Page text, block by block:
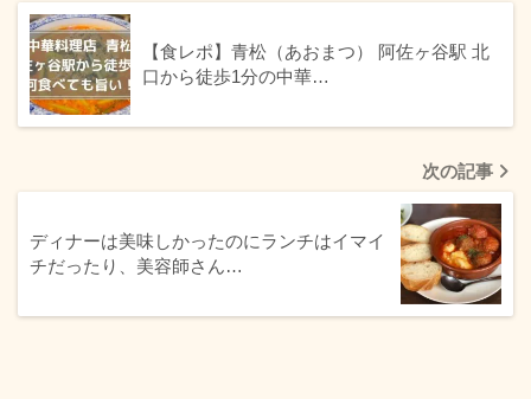
【食レポ】青松（あおまつ） 阿佐ヶ谷駅 北
口から徒歩1分の中華…
次の記事
ディナーは美味しかったのにランチはイマイ
チだったり、美容師さん…